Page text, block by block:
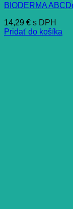
BIODERMA
14,29 € s DPH
Pridať do košíka